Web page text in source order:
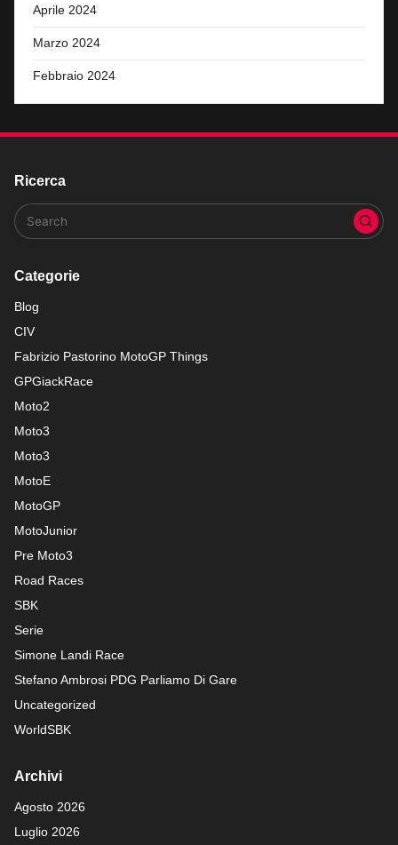
Aprile 2024
Marzo 2024
Febbraio 2024
Ricerca
Categorie
Blog
CIV
Fabrizio Pastorino MotoGP Things
GPGiackRace
Moto2
Moto3
Moto3
MotoE
MotoGP
MotoJunior
Pre Moto3
Road Races
SBK
Serie
Simone Landi Race
Stefano Ambrosi PDG Parliamo Di Gare
Uncategorized
WorldSBK
Archivi
Agosto 2026
Luglio 2026